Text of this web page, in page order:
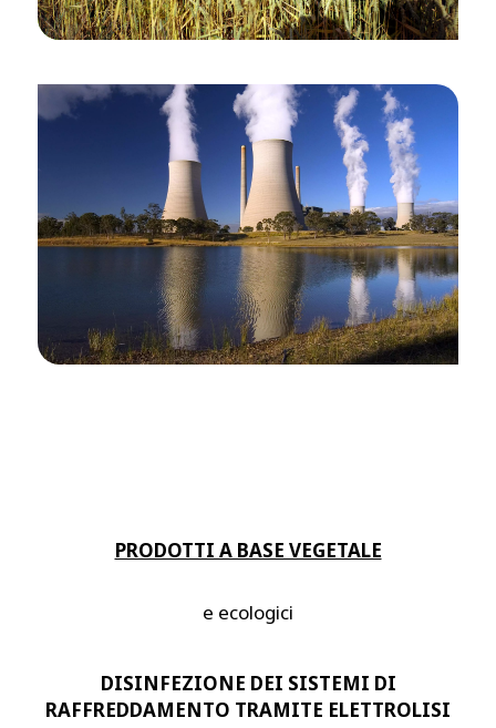
PRODOTTI A BASE VEGETALE
e ecologici
DISINFEZIONE DEI SISTEMI DI
RAFFREDDAMENTO TRAMITE ELETTROLISI